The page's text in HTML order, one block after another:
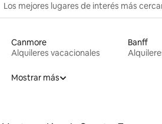
Los mejores lugares de interés más
Canmore
Alquileres vacacionales
Banff
Mostrar más